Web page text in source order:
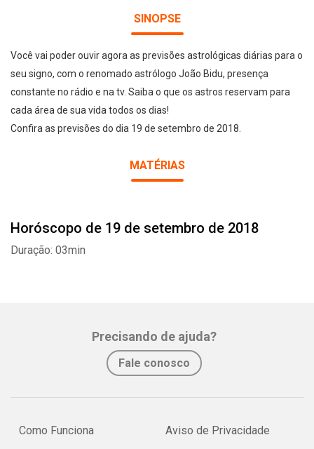
SINOPSE
Você vai poder ouvir agora as previsões astrológicas diárias para o
seu signo, com o renomado astrólogo João Bidu, presença
constante no rádio e na tv. Saiba o que os astros reservam para
cada área de sua vida todos os dias!
Confira as previsões do dia 19 de setembro de 2018.
MATÉRIAS
Horóscopo de 19 de setembro de 2018
Duração: 03min
Precisando de ajuda?
Fale conosco
Como Funciona Aviso de Privacidade
Whatsapp Facebook Twitter E-mail